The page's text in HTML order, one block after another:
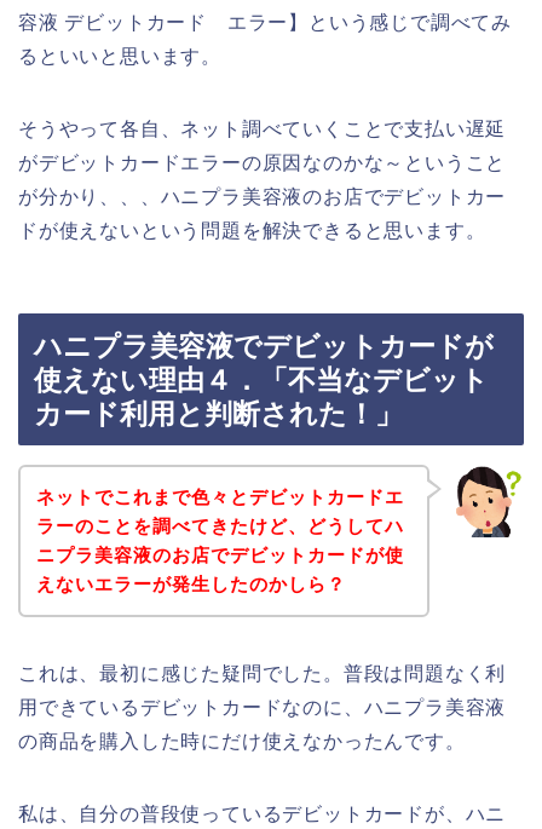
容液 デビットカード エラー】という感じで調べてみ
るといいと思います。
そうやって各自、ネット調べていくことで支払い遅延
がデビットカードエラーの原因なのかな～ということ
が分かり、、、ハニプラ美容液のお店でデビットカー
ドが使えないという問題を解決できると思います。
ハニプラ美容液でデビットカードが
使えない理由４．「不当なデビット
カード利用と判断された！」
ネットでこれまで色々とデビットカードエ
ラーのことを調べてきたけど、どうしてハ
ニプラ美容液のお店でデビットカードが使
えないエラーが発生したのかしら？
これは、最初に感じた疑問でした。普段は問題なく利
用できているデビットカードなのに、ハニプラ美容液
の商品を購入した時にだけ使えなかったんです。
私は、自分の普段使っているデビットカードが、ハニ